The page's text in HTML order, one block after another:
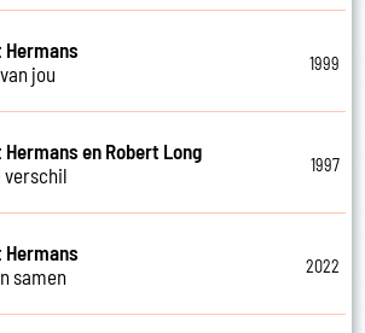
jou
1999
en Robert Long
verschil
1997
samen
2022